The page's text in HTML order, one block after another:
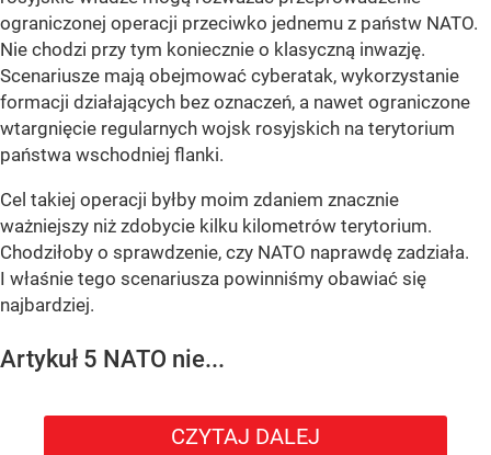
ograniczonej operacji przeciwko jednemu z państw NATO.
Nie chodzi przy tym koniecznie o klasyczną inwazję.
Scenariusze mają obejmować cyberatak, wykorzystanie
formacji działających bez oznaczeń, a nawet ograniczone
wtargnięcie regularnych wojsk rosyjskich na terytorium
państwa wschodniej flanki.
Cel takiej operacji byłby moim zdaniem znacznie
ważniejszy niż zdobycie kilku kilometrów terytorium.
Chodziłoby o sprawdzenie, czy NATO naprawdę zadziała.
I właśnie tego scenariusza powinniśmy obawiać się
najbardziej.
Artykuł 5 NATO nie...
CZYTAJ DALEJ